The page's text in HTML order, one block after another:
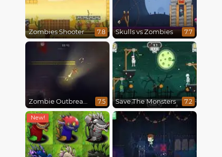
Zombies Shooter 7.8 Skulls vs Zombies 7.7
Zombie Outbreak Arena 7.5 Save The Monsters 7.2